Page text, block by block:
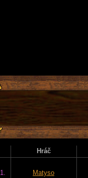
Hráč
1. Matyso